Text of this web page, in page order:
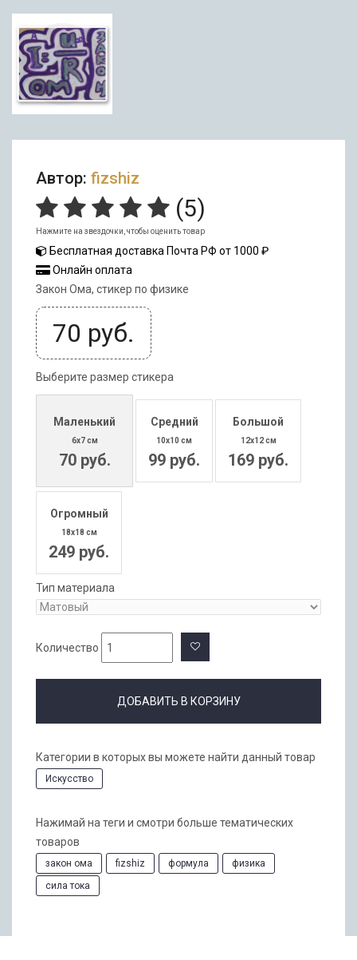
Автор: fizshiz
(5)
Нажмите на звездочки, чтобы оценить товар
Бесплатная доставка Почта РФ от 1000 ₽
Онлайн оплата
Закон Ома, стикер по физике
70 руб.
Выберите размер стикера
Маленький
6x7 см
70 руб.
Средний
10x10 см
99 руб.
Большой
12x12 см
169 руб.
Огромный
18x18 см
249 руб.
Тип материала
Количество
ДОБАВИТЬ В КОРЗИНУ
Категории в которых вы можете найти данный товар
Искусство
Нажимай на теги и смотри больше тематических
товаров
закон ома fizshiz формула
физика
сила тока